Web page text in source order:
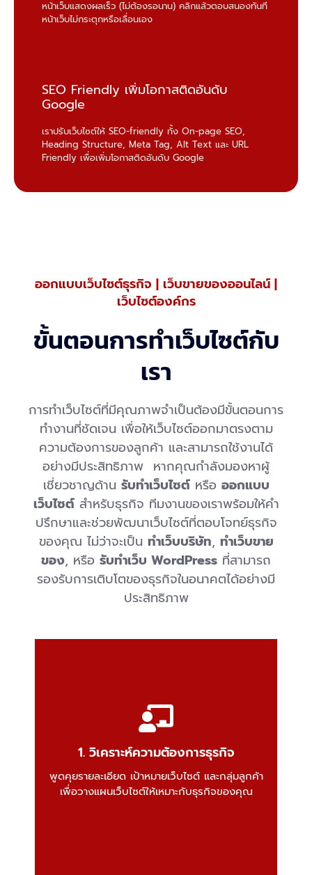
หน้าเว็บแสดงผลเร็ว (ไม่ต้องรอนาน) คลิกแล้วตอบสนองทันที
หน้าเว็บไม่กระตุกหรือเลื่อนเอง
SEO Friendly เพิ่มโอกาสติดอันดับ
Google
เราปรับเว็บไซต์ให้ SEO-friendly ทั้ง On-page SEO,
Heading Structure, Meta Tag, Alt Text และ URL
Friendly เพื่อเพิ่มโอกาสติดอันดับ Google
ออกแบบเว็บไซต์ธุรกิจ | เว็บขายของออนไลน์ |
เว็บไซต์องค์กร
ขั้นตอนการทำเว็บไซต์กับ
เรา
การทำเว็บไซต์ที่มีคุณภาพจำเป็นต้องมีขั้นตอนการ
ทำงานที่ชัดเจน เพื่อให้เว็บไซต์ออกมาตรงตาม
ความต้องการของลูกค้า และสามารถใช้งานได้
อย่างมีประสิทธิภาพ หากคุณกำลังมองหาผู้
เชี่ยวชาญด้าน รับทำเว็บไซต์หรือ ออกแบบ
เว็บไซต์สำหรับธุรกิจ ทีมงานของเราพร้อมให้คำ
ปรึกษาและช่วยพัฒนาเว็บไซต์ที่ตอบโจทย์ธุรกิจ
ของคุณ ไม่ว่าจะเป็น ทำเว็บบริษัท, ทำเว็บขาย
ของ, หรือ รับทำเว็บ WordPress ที่สามารถ
รองรับการเติบโตของธุรกิจในอนาคตได้อย่างมี
ประสิทธิภาพ
1. วิเคราะห์ความต้องการธุรกิจ
พูดคุยรายละเอียด เป้าหมายเว็บไซต์ และกลุ่มลูกค้า
เพื่อวางแผนเว็บไซต์ให้เหมาะกับธุรกิจของคุณ
Business Requirement Analysis